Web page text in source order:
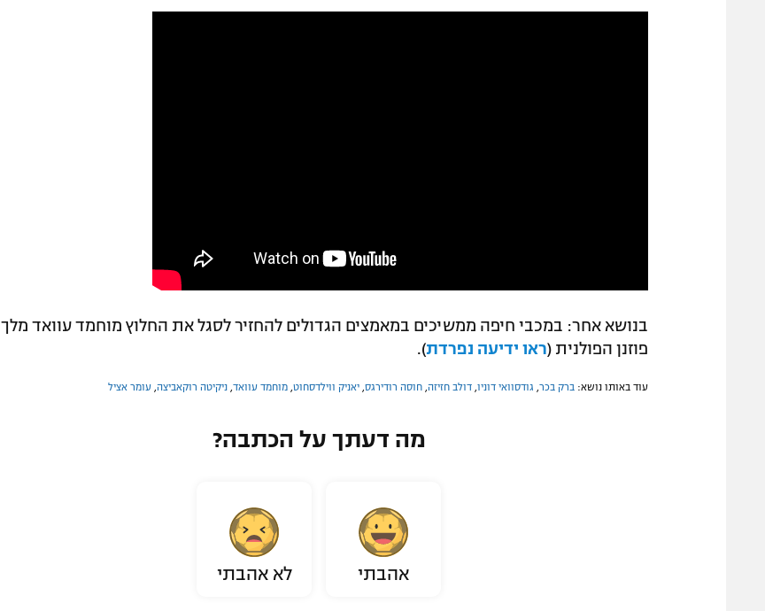
בנושא אחר: במכבי חיפה ממשיכים במאמצים הגדולים להחזיר לסגל את החלוץ מוחמד עוואד מלך
פוזנן הפולנית (ראו ידיעה נפרדת).
עוד באותו נושא: ברק בכר, גודסוואי דוניו, דולב חזיזה, חוסה רודירגס, יאניק ווילדסחוט, מוחמד עוואד, ניקיטה רוקאביצה, עומר אציל
מה דעתך על הכתבה?
אהבתי לא אהבתי